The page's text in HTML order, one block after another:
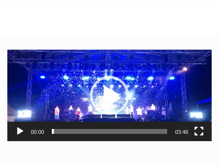
Video
Player
00:00 03:46